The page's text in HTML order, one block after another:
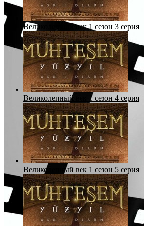
Великолепный век 1 сезон 3 серия
Великолепный век 1 сезон 4 серия
Великолепный век 1 сезон 5 серия